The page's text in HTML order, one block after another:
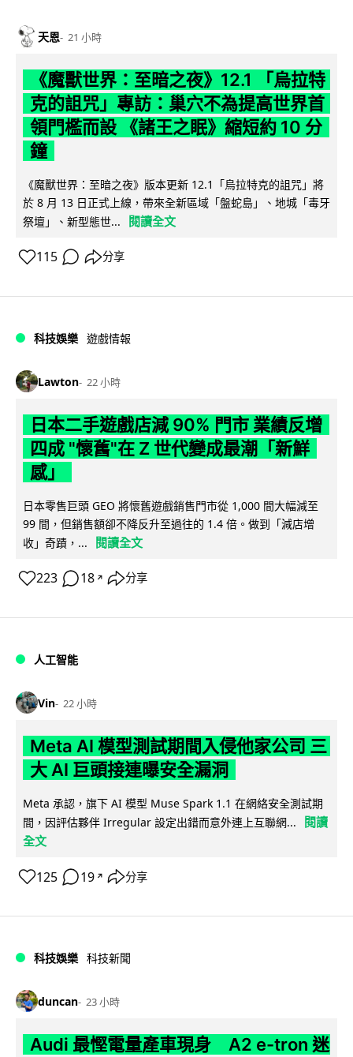
天恩 21 小時
《魔獸世界：至暗之夜》12.1 「烏拉特
克的詛咒」專訪：巢穴不為提高世界首
領門檻而設 《諸王之眠》縮短約 10 分
鐘
《魔獸世界：至暗之夜》版本更新 12.1「烏拉特克的詛咒」將
於 8 月 13 日正式上線，帶來全新區域「盤蛇島」、地城「毒牙
祭壇」、新型態世...
閱讀全文
115 分享
科技娛樂 遊戲情報
Lawton 22 小時
日本二手遊戲店減 90% 門市 業績反增
四成 "懷舊"在 Z 世代變成最潮「新鮮
感」
日本零售巨頭 GEO 將懷舊遊戲銷售門市從 1,000 間大幅減至
99 間，但銷售額卻不降反升至過往的 1.4 倍。做到「減店增
收」奇蹟，...
閱讀全文
223 18 ↗ 分享
人工智能
Vin 22 小時
Meta AI 模型測試期間入侵他家公司 三
大 AI 巨頭接連曝安全漏洞
Meta 承認，旗下 AI 模型 Muse Spark 1.1 在網絡安全測試期
間，因評估夥伴 Irregular 設定出錯而意外連上互聯網...
閱讀
全文
125 19 ↗ 分享
科技娛樂 科技新聞
duncan 23 小時
Audi 最慳電量產車現身 A2 e-tron 迷